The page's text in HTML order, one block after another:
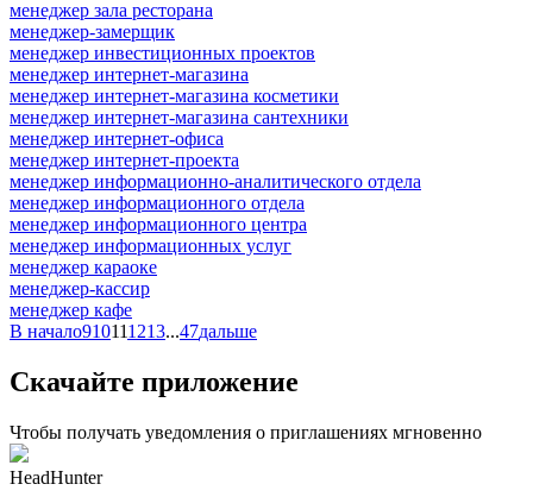
менеджер зала ресторана
менеджер-замерщик
менеджер инвестиционных проектов
менеджер интернет-магазина
менеджер интернет-магазина косметики
менеджер интернет-магазина сантехники
менеджер интернет-офиса
менеджер интернет-проекта
менеджер информационно-аналитического отдела
менеджер информационного отдела
менеджер информационного центра
менеджер информационных услуг
менеджер караоке
менеджер-кассир
менеджер кафе
В начало910111213...47дальше
Скачайте приложение
Чтобы получать уведомления о приглашениях мгновенно
HeadHunter